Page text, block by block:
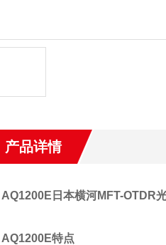
产品详情
AQ1200E日本横河MFT-OTDR
AQ1200E特点